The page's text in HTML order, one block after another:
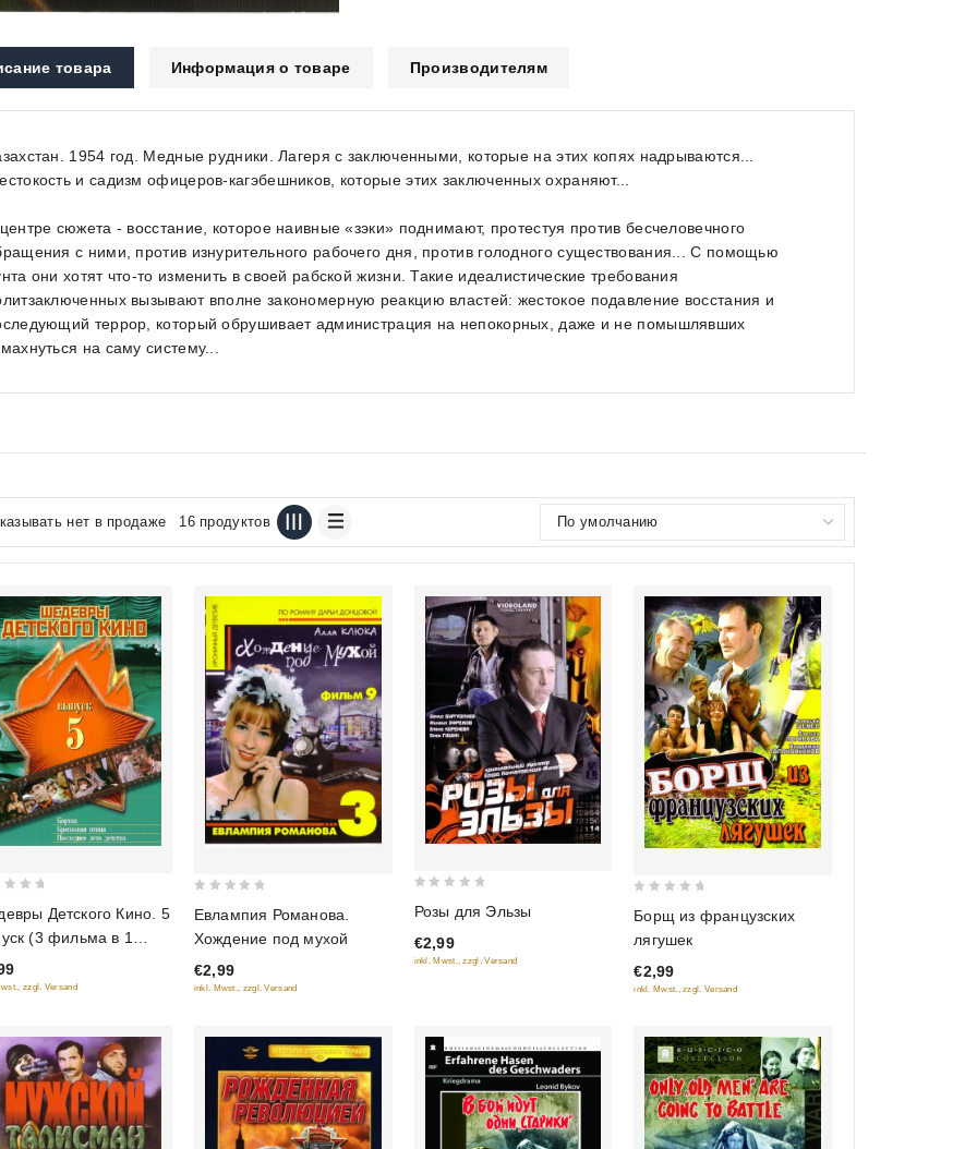
товара Информация о товаре Производителям
1954 год. Медные рудники. Лагеря с заключенными, которые на этих копях надрываются...
и садизм офицеров-кагэбешников, которые этих заключенных охраняют...
сюжета - восстание, которое наивные «зэки» поднимают, протестуя против бесчеловечного
с ними, против изнурительного рабочего дня, против голодного существования... С помощью
они хотят что-то изменить в своей рабской жизни. Такие идеалистические требования
вызывают вполне закономерную реакцию властей: жестокое подавление восстания и
террор, который обрушивает администрация на непокорных, даже и не помышлявших
на саму систему...
нет в продаже 16 продуктов
Детского Кино. 5
(3 фильма в 1
zzgl. Versand
of
5
Евлампия Романова.
Хождение под мухой
€2,99
inkl. Mwst., zzgl. Versand
of
5
Розы для Эльзы
€2,99
inkl. Mwst., zzgl. Versand
out
of
5
Борщ из французских
лягушек
€2,99
inkl. Mwst., zzgl. Versand